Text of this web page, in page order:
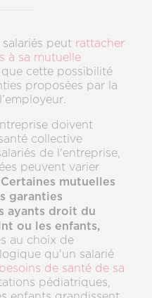
salariés peut rattacher
à sa mutuelle
que cette possibilité
proposées par la
doivent
collective
de l'entreprise,
peuvent varier
Certaines mutuelles
garanties
ayants droit du
ou les enfants,
au choix de
qu'un salarié
de santé de sa
pédiatriques,